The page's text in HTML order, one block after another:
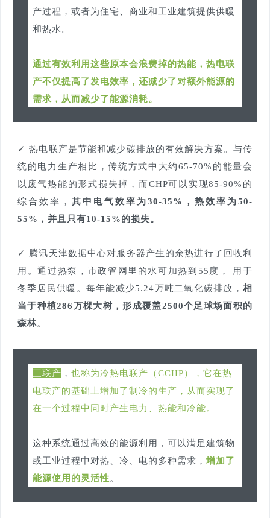
产过程，或者为住宅、商业和工业建筑提供供暖
和热水。
通过有效利用这些原本会浪费掉的热能，热电联
产不仅提高了发电效率，还减少了对额外能源的
需求，从而减少了能源消耗。
✓ 热电联产是节能和减少碳排放的有效解决方案。与传
统的电力生产相比，传统方式中大约65-70%的能量会
以废气热能的形式损失掉，而CHP可以实现85-90%的
综合效率， 其中电气效率为30-35%，热效率为50-
55%，并且只有10-15%的损失。
✓ 腾讯天津数据中心对服务器产生的余热进行了回收利
用。通过热泵，市政管网里的水可加热到55度， 用于
冬季居民供暖。每年能减少5.24万吨二氧化碳排放， 相
当于种植286万棵大树，形成覆盖2500个足球场面积的
森林。
三联产 ， 也称为冷热电联产（CCHP），它在热
电联产的基础上增加了制冷的生产，从而实现了
在一个过程中同时产生电力、热能和冷能。
这种系统通过高效的能源利用，可以满足建筑物
或工业过程中对热、冷、电的多种需求， 增加了
能源使用的灵活性。